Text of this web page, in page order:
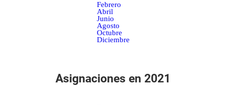
Febrero
Abril
Junio
Agosto
Octubre
Diciembre
Asignaciones en 2021